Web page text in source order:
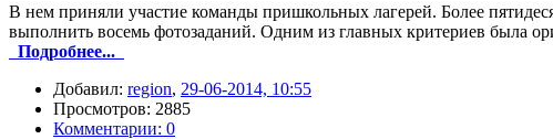
В нем приняли участие команды пришкольных лагерей. Более
выполнить восемь фотозаданий. Одним из главных критериев была
Подробнее...
Добавил: region, 29-06-2014, 10:55
Просмотров: 2885
Комментарии: 0